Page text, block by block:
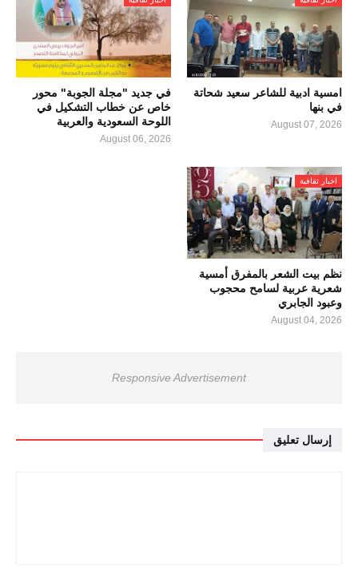
امسية ادبية للشاعر سعيد شحاتة
في بنها
August 07, 2026
في جديد "مجلة الجوبة" محور
خاص عن خطاب التشكيل في
اللوحة السعودية والعربية
August 06, 2026
اخبار ثقافية
نظم بيت الشعر بالمفرق أمسية
شعرية عربية لسامح محجوب
وعبود الجابري
August 04, 2026
Responsive Advertisement
إرسال تعليق